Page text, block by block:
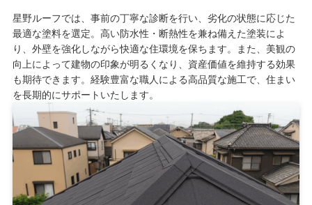
星野ルーフでは、事前の丁寧な診断を行い、劣化の状態に応じた
最適な塗料を選定。高い防水性・断熱性を兼ね備えた塗装によ
り、外壁を強化しながら快適な住環境を保ちます。また、美観の
向上によって建物の印象が明るくなり、資産価値を維持する効果
も期待できます。経験豊富な職人による高品質な施工で、住まい
を長期的にサポートいたします。